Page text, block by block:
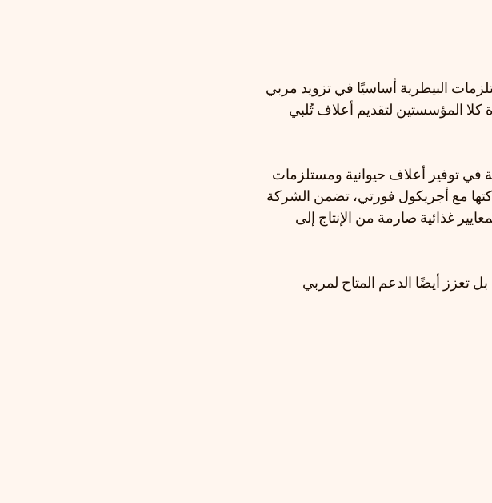
البيطرية أساسيًا في تزويد مربي
المؤسستين لتقديم أعلاف تُلبي
في توفير أعلاف حيوانية ومستلزمات
مع أجريكول فورتي، تضمن الشركة
غذائية صارمة من الإنتاج إلى
تعزز أيضًا الدعم المتاح لمربي